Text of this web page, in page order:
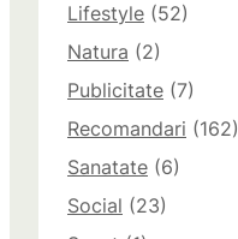
Lifestyle (52)
Natura (2)
Publicitate (7)
Recomandari (162)
Sanatate (6)
Social (23)